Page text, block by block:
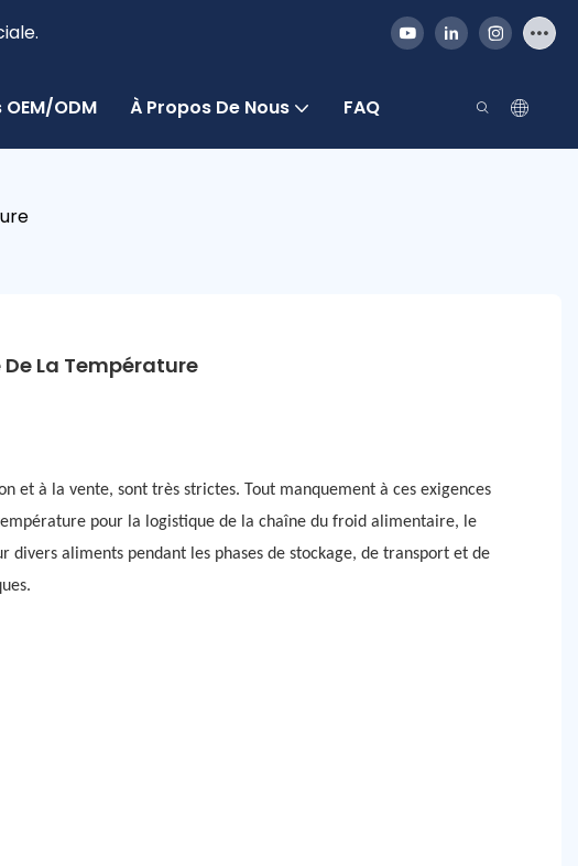
ODM À Propos De Nous FAQ
La Température
et à la vente, sont très strictes. Tout manquement à ces exigences
pour la logistique de la chaîne du froid alimentaire, le
aliments pendant les phases de stockage, de transport et de